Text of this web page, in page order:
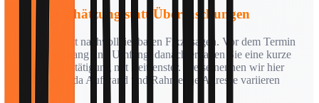
Klare Einschätzung statt Überraschungen
Wir arbeiten mit nachvollziehbaren Fixzusagen. Vor dem Termin
klären wir Zugang und Umfang, danach erhalten Sie eine kurze
schriftliche Bestätigung mit Zeitfenster. Preise nennen wir hier
bewusst nicht, da Aufwand und Rahmen je Adresse variieren